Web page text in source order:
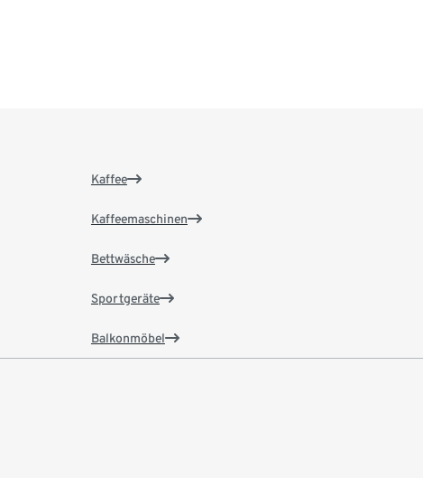
Kaffee
Kaffeemaschinen
Bettwäsche
Sportgeräte
Balkonmöbel